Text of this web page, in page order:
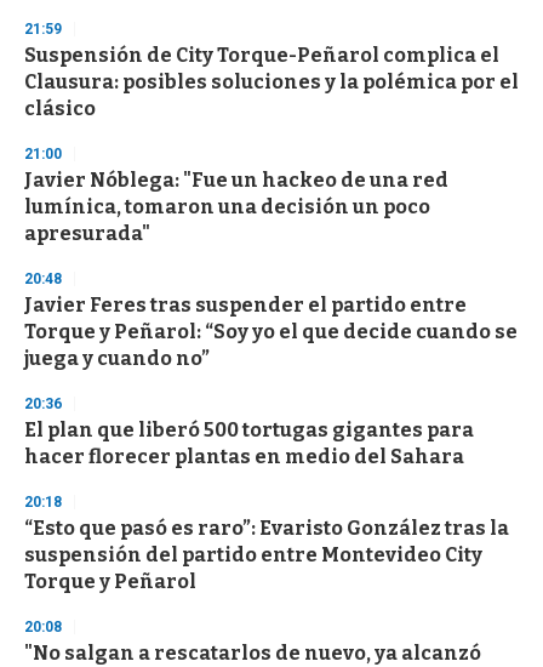
s
e
c
o
n
21:59
Suspensión de City Torque-Peñarol complica el
Clausura: posibles soluciones y la polémica por el
clásico
21:00
Javier Nóblega: "Fue un hackeo de una red
lumínica, tomaron una decisión un poco
apresurada"
20:48
Javier Feres tras suspender el partido entre
Torque y Peñarol: “Soy yo el que decide cuando se
juega y cuando no”
20:36
El plan que liberó 500 tortugas gigantes para
hacer florecer plantas en medio del Sahara
20:18
“Esto que pasó es raro”: Evaristo González tras la
suspensión del partido entre Montevideo City
Torque y Peñarol
20:08
"No salgan a rescatarlos de nuevo, ya alcanzó